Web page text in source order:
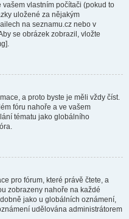
vlastním počítači (pokud to
uložené za nějakým
na seznamu.cz nebo v
se obrázek zobrazil, vložte
a proto byste je měli vždy číst.
fóru nahoře a ve vašem
tématu jako globálního
pro fórum, které právě čtete, a
zobrazeny nahoře na každé
jako u globálních oznámení,
udělována administrátorem